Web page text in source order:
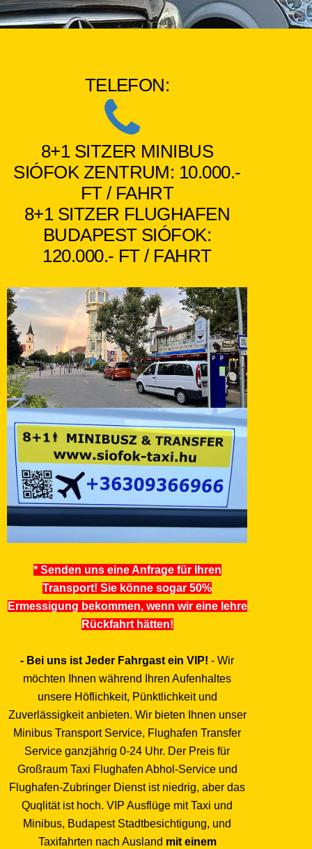
TELEFON:
8+1 SITZER MINIBUS
SIÓFOK ZENTRUM: 10.000.-
FT / FAHRT
8+1 SITZER FLUGHAFEN
BUDAPEST SIÓFOK:
120.000.- FT / FAHRT
* Senden uns eine Anfrage für Ihren
Transport! Sie könne sogar 50%
Ermessigung bekommen, wenn wir eine lehre
Rückfahrt hätten!
- Bei uns ist Jeder Fahrgast ein VIP! - Wir
möchten Ihnen während Ihren Aufenhaltes
unsere Höflichkeit, Pünktlichkeit und
Zuverlässigkeit anbieten. Wir bieten Ihnen unser
Minibus Transport Service, Flughafen Transfer
Service ganzjährig 0-24 Uhr. Der Preis für
Großraum Taxi Flughafen Abhol-Service und
Flughafen-Zubringer Dienst ist niedrig, aber das
Quqlität ist hoch. VIP Ausflüge mit Taxi und
Minibus, Budapest Stadtbesichtigung, und
Taxifahrten nach Ausland mit einem